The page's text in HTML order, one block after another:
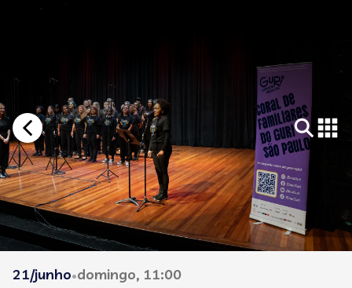
21/junho•domingo, 11:00